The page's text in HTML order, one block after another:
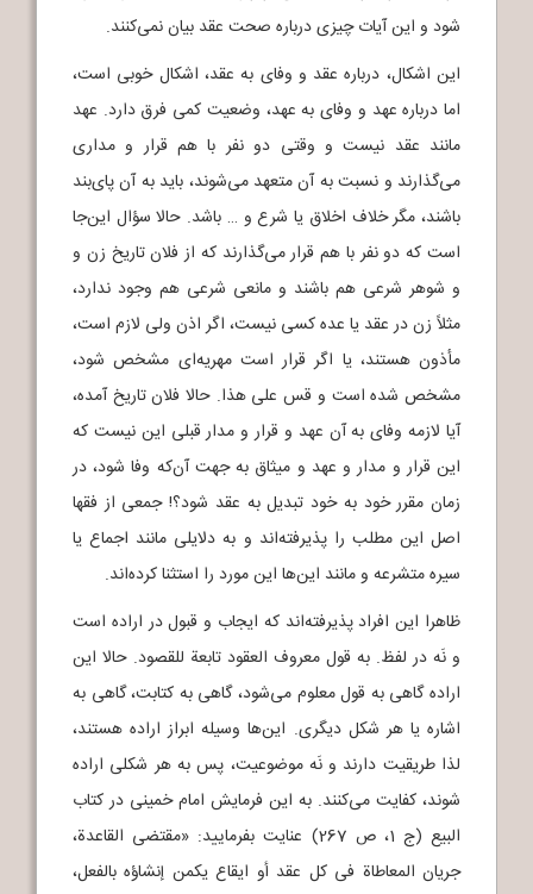
شود و این آیات چیزی درباره صحت عقد بیان نمی‌کنند.
این اشکال، درباره عقد و وفای به عقد، اشکال خوبی است،
اما درباره عهد و وفای به عهد، وضعیت کمی فرق دارد. عهد
مانند عقد نیست و وقتی دو نفر با هم قرار و مداری
می‌گذارند و نسبت به آن متعهد می‌شوند، باید به آن پای‌بند
باشند، مگر خلاف اخلاق یا شرع و … باشد. حالا سؤال این‌جا
است که دو نفر با هم قرار می‌گذارند که از فلان تاریخ زن و
و شوهر شرعی هم باشند و مانعی شرعی هم وجود ندارد،
مثلاً زن در عقد یا عده کسی نیست، اگر اذن ولی لازم است،
مأذون هستند، یا اگر قرار است مهریه‌ای مشخص شود،
مشخص شده است و قس علی هذا. حالا فلان تاریخ آمده،
آیا لازمه وفای به آن عهد و قرار و مدار قبلی این نیست که
این قرار و مدار و عهد و میثاق به جهت آن‌که وفا شود، در
زمان مقرر خود به خود تبدیل به عقد شود؟! جمعی از فقها
اصل این مطلب را پذیرفته‌اند و به دلایلی مانند اجماع یا
سیره متشرعه و مانند این‌ها این مورد را استثنا کرده‌اند.
ظاهرا این افراد پذیرفته‌اند که ایجاب و قبول در اراده است
و نَه در لفظ. به قول معروف العقود تابعة للقصود. حالا این
اراده گاهی به قول معلوم می‌شود، گاهی به کتابت، گاهی به
اشاره یا هر شکل دیگری. این‌ها وسیله ابراز اراده هستند،
لذا طریقیت دارند و نَه موضوعیت، پس به هر شکلی اراده
شوند، کفایت می‌کنند. به این فرمایش امام خمینی در کتاب
البیع (ج 1، ص 267) عنایت بفرمایید: «مقتضی القاعدة،
جریان المعاطاة فی کل عقد أو ایقاع یکمن إنشاؤه بالفعل،